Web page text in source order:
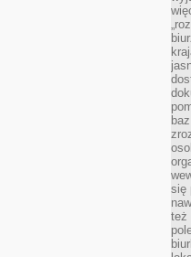
się
też